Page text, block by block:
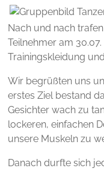
Nach und nach
Teilnehmer am
Trainingskleidung
Wir begrüßten uns
erstes Ziel bestand
Gesichter wach zu
lockeren, einfachen
unsere Muskeln zu
Danach durfte sich